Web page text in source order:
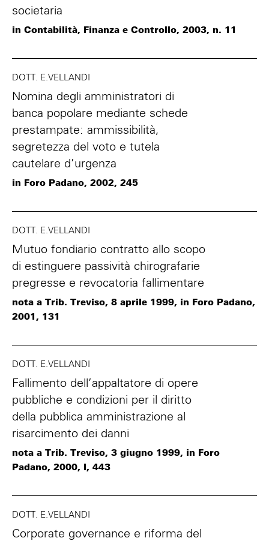
societaria
in Contabilità, Finanza e Controllo, 2003, n. 11
DOTT. E.VELLANDI
Nomina degli amministratori di
banca popolare mediante schede
prestampate: ammissibilità,
segretezza del voto e tutela
cautelare d’urgenza
in Foro Padano, 2002, 245
DOTT. E.VELLANDI
Mutuo fondiario contratto allo scopo
di estinguere passività chirografarie
pregresse e revocatoria fallimentare
nota a Trib. Treviso, 8 aprile 1999, in Foro Padano,
2001, 131
DOTT. E.VELLANDI
Fallimento dell’appaltatore di opere
pubbliche e condizioni per il diritto
della pubblica amministrazione al
risarcimento dei danni
nota a Trib. Treviso, 3 giugno 1999, in Foro
Padano, 2000, I, 443
DOTT. E.VELLANDI
Corporate governance e riforma del